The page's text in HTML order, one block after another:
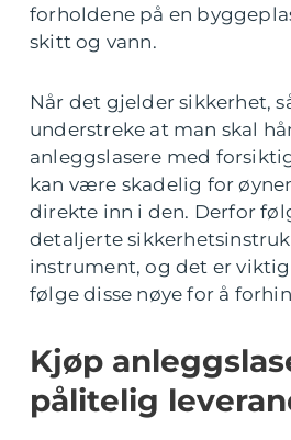
forholdene på en
skitt og vann.
Når det gjelder sikkerhet,
understreke at man skal
anleggslasere med
kan være skadelig for
direkte inn i den. Derfor
detaljerte
instrument, og det er
følge disse nøye for å
Kjøp
pålitelig